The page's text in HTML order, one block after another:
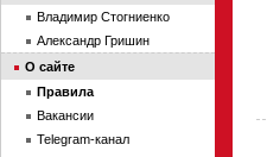
Владимир Стогниенко
Александр Гришин
О сайте
Правила
Вакансии
Telegram-канал